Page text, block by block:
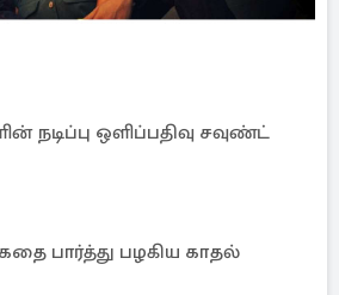
நடிப்பு ஒளிப்பதிவு சவுண்ட்
பார்த்து பழகிய காதல்